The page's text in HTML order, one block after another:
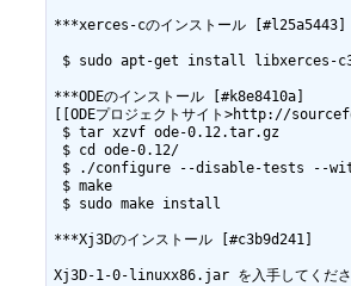
***xerces-cのインストール [#l25a5443]
$ sudo apt-get install libxerces-
***ODEのインストール [#k8e8410a]
[[ODEプロジェクトサイト>http://
$ tar xzvf ode-0.12.tar.gz
$ cd ode-0.12/
$ ./configure --disable-tests --
$ make
$ sudo make install
***Xj3Dのインストール [#c3b9d241]
Xj3D-1-0-linuxx86.jar を入手してくださ